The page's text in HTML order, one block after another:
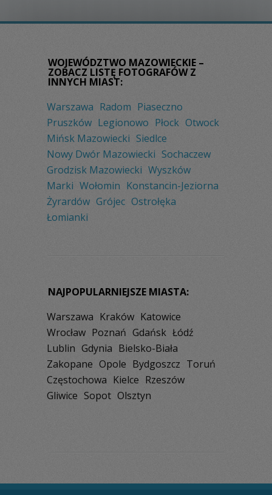
WOJEWÓDZTWO MAZOWIECKIE –
ZOBACZ LISTĘ FOTOGRAFÓW Z
INNYCH MIAST:
Warszawa Radom Piaseczno
Pruszków Legionowo Płock Otwock
Mińsk Mazowiecki Siedlce
Nowy Dwór Mazowiecki Sochaczew
Grodzisk Mazowiecki Wyszków
Marki Wołomin Konstancin-Jeziorna
Żyrardów Grójec Ostrołęka
Łomianki
NAJPOPULARNIEJSZE MIASTA:
Warszawa Kraków Katowice
Wrocław Poznań Gdańsk Łódź
Lublin Gdynia Bielsko-Biała
Zakopane Opole Bydgoszcz Toruń
Częstochowa Kielce Rzeszów
Gliwice Sopot Olsztyn